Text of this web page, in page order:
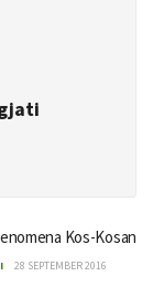
Kos-Kosan
28 SEPTEMBER 2016